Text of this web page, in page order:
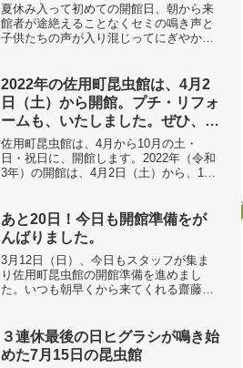
夏休み入って初めての開館日、朝から来
館者が途絶えることなくセミの鳴き声と
子供たちの声が入り混じってにぎやかな1
き、子供たちも今日はセミとバッタをた
くさん捕まえてきてくれまし...
2022年の佐用町昆虫館は、4月2
日（土）から開館。プチ・リフォ
ームも、いたしました。ぜひ、い
らしてください。
佐用町昆虫館は、4月から10月の土・
日・祝日に、開館します。2022年（令和
3年）の開館は、4月2日（土）から、10
法など、以下の記事をごらんの上、専用
サイトから、ご...
あと20日！今日も開館準備をが
んばりました。
3月12日（日）、今日もスタッフが集ま
り佐用町昆虫館の開館準備を進めまし
た。いつも朝早くから来てくれる齋藤さ
て、落ち葉や枯れ枝を集めてくれまし
た。室内では布団圧縮袋に密...
３連休最後の日ヒグラシが鳴き始
めた7月15日の昆虫館